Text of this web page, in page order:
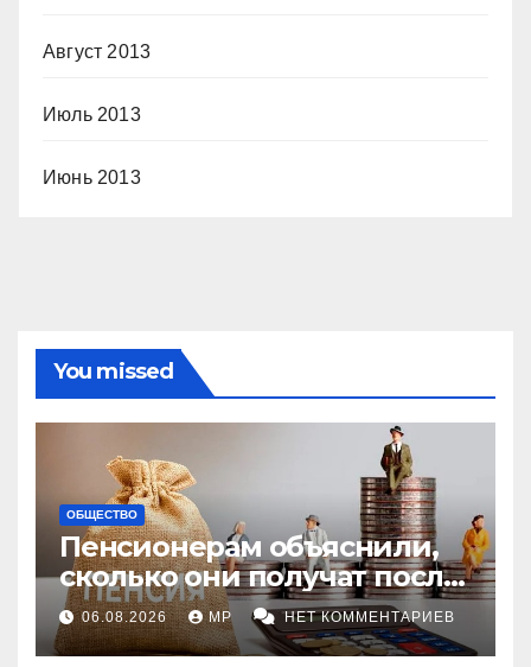
Август 2013
Июль 2013
Июнь 2013
You missed
ОБЩЕСТВО
Пенсионерам объяснили,
сколько они получат после
индексации
06.08.2026 MP НЕТ КОММЕНТАРИЕВ